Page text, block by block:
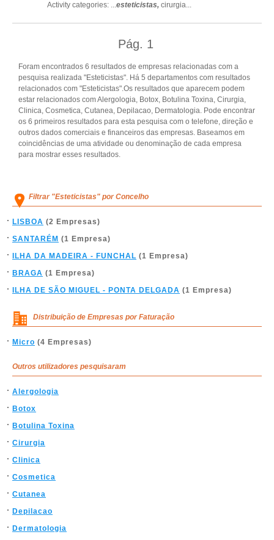
Activity categories: ...esteticistas, cirurgia...
Pág. 1
Foram encontrados 6 resultados de empresas relacionadas com a
pesquisa realizada "Esteticistas". Há 5 departamentos com resultados
relacionados com "Esteticistas".Os resultados que aparecem podem
estar relacionados com Alergologia, Botox, Botulina Toxina, Cirurgia,
Clinica, Cosmetica, Cutanea, Depilacao, Dermatologia. Pode encontrar
os 6 primeiros resultados para esta pesquisa com o telefone, direção e
outros dados comerciais e financeiros das empresas. Baseamos em
coincidências de uma atividade ou denominação de cada empresa
para mostrar esses resultados.
Filtrar "Esteticistas" por Concelho
LISBOA (2 Empresas)
SANTARÉM (1 Empresa)
ILHA DA MADEIRA - FUNCHAL (1 Empresa)
BRAGA (1 Empresa)
ILHA DE SÃO MIGUEL - PONTA DELGADA (1 Empresa)
Distribuição de Empresas por Faturação
Micro (4 Empresas)
Outros utilizadores pesquisaram
Alergologia
Botox
Botulina Toxina
Cirurgia
Clinica
Cosmetica
Cutanea
Depilacao
Dermatologia